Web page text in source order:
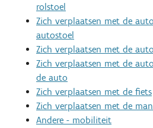
rolstoel
Zich verplaatsen met de
autostoel
Zich verplaatsen met de
Zich verplaatsen met de
de auto
Zich verplaatsen met de fiets
Zich verplaatsen met de
Andere - mobiliteit